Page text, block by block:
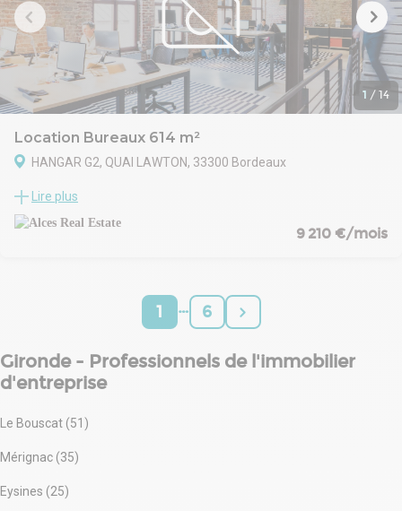
1 / 14
Location Bureaux 614 m²
HANGAR G2, QUAI LAWTON, 33300 Bordeaux
cadre de travail exceptionnel pour les entreprises souhaitant de la
flexibilité et la proximité des transports.
Lire plus
9 210 €/mois
1 … 6
Gironde - Professionnels de l'immobilier
d'entreprise
Le Bouscat (51)
Mérignac (35)
Eysines (25)